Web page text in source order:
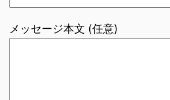
メッセージ本文 (任意)